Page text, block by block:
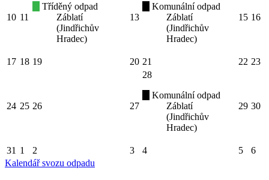
10 11
Tříděný odpad
Záblatí
(Jindřichův
Hradec)
13
Komunální odpad
Záblatí
(Jindřichův
Hradec)
15 16
17 18 19 20 21 22 23
24 25 26 27
28
Komunální odpad
Záblatí
(Jindřichův
Hradec)
29 30
31 1 2 3 4 5
6
Kalendář svozu odpadu